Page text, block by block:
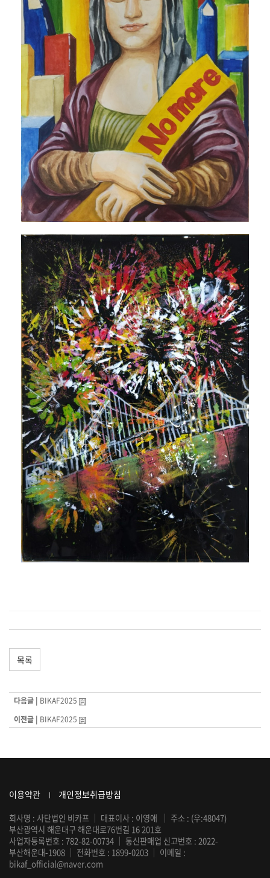
목록
다음글 | BIKAF2025
이전글 | BIKAF2025
이용약관 개인정보취급방침
회사명 : 사단법인 비카프 ｜ 대표이사 : 이영애 ｜ 주소 : (우:48047)
부산광역시 해운대구 해운대로76번길 16 201호
사업자등록번호 : 782-82-00734 ｜ 통신판매업 신고번호 : 2022-
부산해운대-1908 ｜ 전화번호 : 1899-0203 ｜ 이메일 :
bikaf_official@naver.com